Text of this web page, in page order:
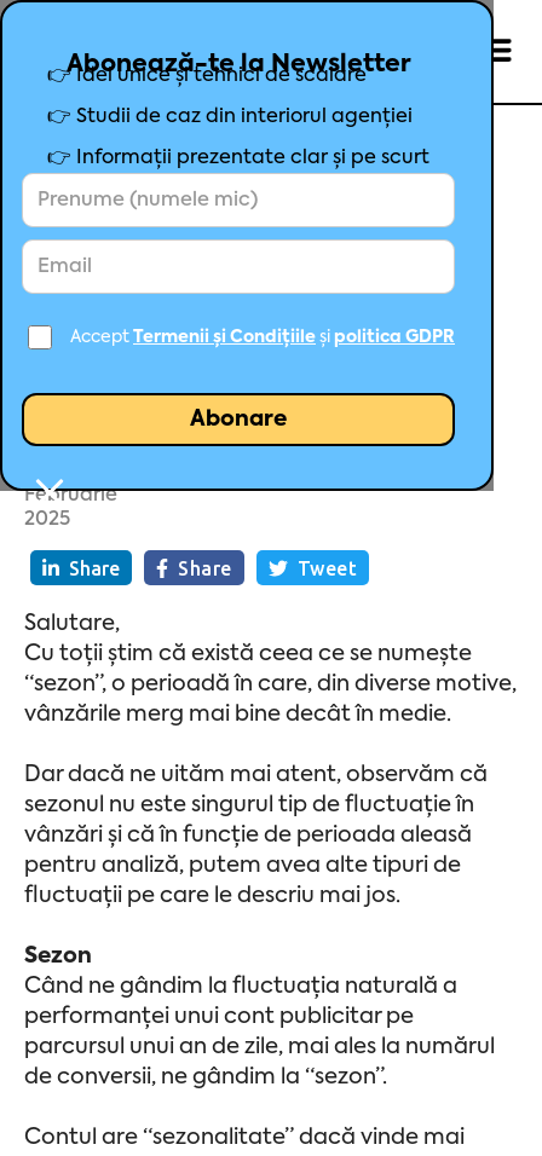
Abonează-te la Newsletter
👉 Idei unice și tehnici de scalare
👉 Studii de caz din interiorul agenției
👉 Informații prezentate clar și pe scurt
Accept Termenii și Condițiile și politica GDPR
Sezon, minisezon, microsezon,
nanosezon
Fondator Maximize
Februarie
2025
Share Share Tweet
Salutare,
Cu toții știm că există ceea ce se numește
“sezon”, o perioadă în care, din diverse motive,
vânzările merg mai bine decât în medie.
Dar dacă ne uităm mai atent, observăm că
sezonul nu este singurul tip de fluctuație în
vânzări și că în funcție de perioada aleasă
pentru analiză, putem avea alte tipuri de
fluctuații pe care le descriu mai jos.
Sezon
Când ne gândim la fluctuația naturală a
performanței unui cont publicitar pe
parcursul unui an de zile, mai ales la numărul
de conversii, ne gândim la “sezon”.
Contul are “sezonalitate” dacă vinde mai